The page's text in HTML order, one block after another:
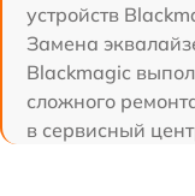
устройств
Замена
Blackmagic
сложного
в сервисный